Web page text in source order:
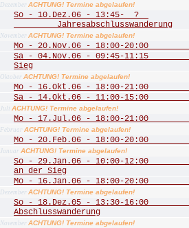
Dezember ACHTUNG! Termine abgelaufen!
So - 10.Dez.06 - 13:45- ?
Jahresabschlusswanderung
November ACHTUNG! Termine abgelaufen!
Mo - 20.Nov.06 - 18:00-20:00
Sa - 04.Nov.06 - 09:45-11:15
Sieg
Oktober ACHTUNG! Termine abgelaufen!
Mo - 16.Okt.06 - 18:00-21:00
Sa - 14.Okt.06 - 11:00-15:00
Juli ACHTUNG! Termine abgelaufen!
Mo - 17.Jul.06 - 18:00-21:00
Februar ACHTUNG! Termine abgelaufen!
Mo - 20.Feb.06 - 18:00-20:00
Januar ACHTUNG! Termine abgelaufen!
So - 29.Jan.06 - 10:00-12:00
an der Sieg
Mo - 16.Jan.06 - 18:00-20:00
Dezember ACHTUNG! Termine abgelaufen!
So - 18.Dez.05 - 13:30-16:00
Abschlusswanderung
November ACHTUNG! Termine abgelaufen!